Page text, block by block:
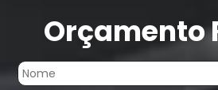
Orçamento